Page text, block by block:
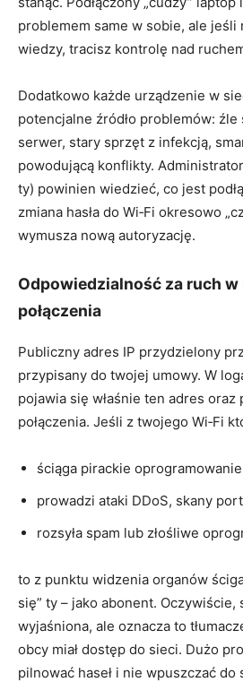
problemem same w sobie, ale
wiedzy, tracisz kontrolę nad
Dodatkowo każde urządzenie w
potencjalne źródło problemów:
serwer, stary sprzęt z infekcją,
powodującą konflikty.
ty) powinien wiedzieć, co jest
zmiana hasła do Wi‑Fi okresowo
wymusza nową autoryzację.
Odpowiedzialność za ruch
połączenia
Publiczny adres IP przydzielony
przypisany do twojej umowy. W
pojawia się właśnie ten adres
połączenia. Jeśli z twojego Wi‑Fi
ściąga pirackie
prowadzi ataki DDoS, skany
rozsyła spam lub złośliwe
to z punktu widzenia organów
się” ty – jako abonent. Oczywiście,
wyjaśniona, ale oznacza to
obcy miał dostęp do sieci. Dużo
pilnować haseł i nie wpuszczać do